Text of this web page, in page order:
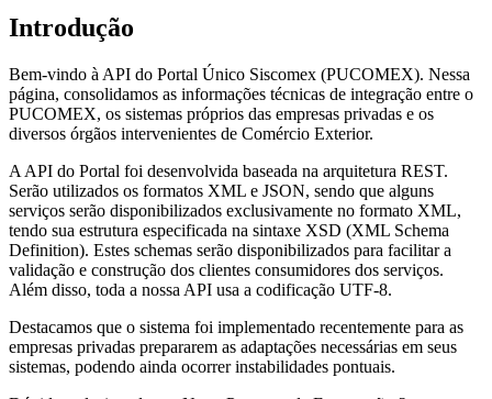
Introdução
Bem-vindo à API do Portal Único Siscomex (PUCOMEX). Nessa
página, consolidamos as informações técnicas de integração entre o
PUCOMEX, os sistemas próprios das empresas privadas e os
diversos órgãos intervenientes de Comércio Exterior.
A API do Portal foi desenvolvida baseada na arquitetura REST.
Serão utilizados os formatos XML e JSON, sendo que alguns
serviços serão disponibilizados exclusivamente no formato XML,
tendo sua estrutura especificada na sintaxe XSD (XML Schema
Definition). Estes schemas serão disponibilizados para facilitar a
validação e construção dos clientes consumidores dos serviços.
Além disso, toda a nossa API usa a codificação UTF-8.
Destacamos que o sistema foi implementado recentemente para as
empresas privadas prepararem as adaptações necessárias em seus
sistemas, podendo ainda ocorrer instabilidades pontuais.